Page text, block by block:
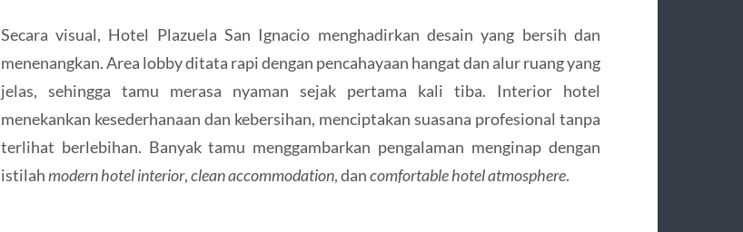
Secara visual, Hotel Plazuela San Ignacio menghadirkan desain yang bersih dan
menenangkan. Area lobby ditata rapi dengan pencahayaan hangat dan alur ruang yang
jelas, sehingga tamu merasa nyaman sejak pertama kali tiba. Interior hotel
menekankan kesederhanaan dan kebersihan, menciptakan suasana profesional tanpa
terlihat berlebihan. Banyak tamu menggambarkan pengalaman menginap dengan
istilahmodern hotel interior,clean accommodation, dancomfortable hotel atmosphere.